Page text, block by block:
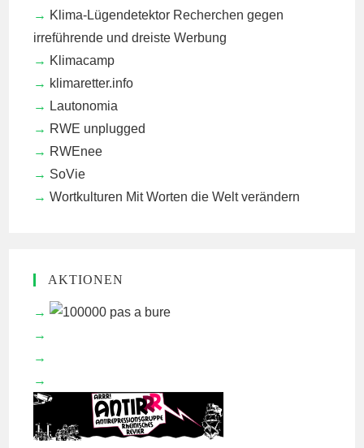
Klima-Lügendetektor Recherchen gegen
irreführende und dreiste Werbung
Klimacamp
klimaretter.info
Lautonomia
RWE unplugged
RWEnee
SoVie
Wortkulturen Mit Worten die Welt verändern
AKTIONEN